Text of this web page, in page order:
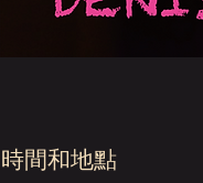
時間和地點